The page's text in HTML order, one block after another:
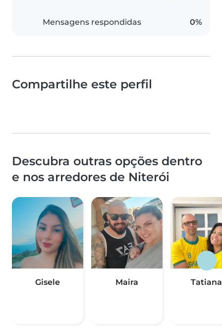
Mensagens respondidas 0%
Compartilhe este perfil
Descubra outras opções dentro
e nos arredores de Niterói
Gisele Maira Tatiana